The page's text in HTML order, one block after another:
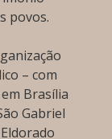
povos.
– com
Brasília
Gabriel